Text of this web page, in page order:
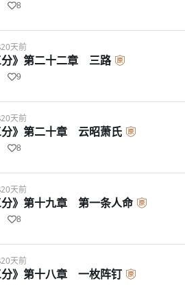
8
20天前
分》第二十二章 三路
9
20天前
分》第二十章 云昭萧氏
8
20天前
分》第十九章 第一条人命
8
20天前
分》第十八章 一枚阵钉